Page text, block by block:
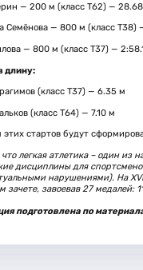
— 200 м (класс Т62) —
Семёнова — 800 м (класс Т38)
— 800 м (класс Т37) —
длину:
(класс Т37) — 6.35 м
(класс Т64) — 7.10 м
этих стартов будут
легкая атлетика – один из
дисциплины для
нарушениями). На
зачете, завоевав 27 медалей:
подготовлена по